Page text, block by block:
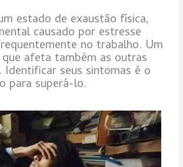
estado de exaustão física,
causado por estresse
no trabalho. Um
afeta também as outras
Identificar seus sintomas é o
para superá-lo.